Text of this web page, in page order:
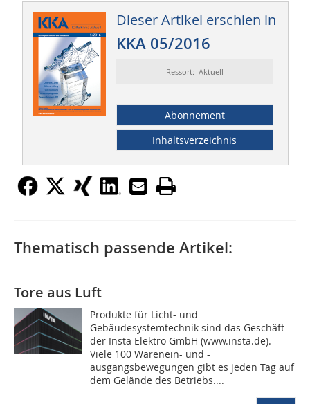
Dieser Artikel erschien in
KKA 05/2016
Ressort: Aktuell
Abonnement
Inhaltsverzeichnis
Thematisch passende Artikel:
Tore aus Luft
Produkte für Licht- und
Gebäudesystemtechnik sind das Geschäft
der Insta Elektro GmbH (www.insta.de).
Viele 100 Warenein- und -
ausgangsbewegungen gibt es jeden Tag auf
dem Gelände des Betriebs....